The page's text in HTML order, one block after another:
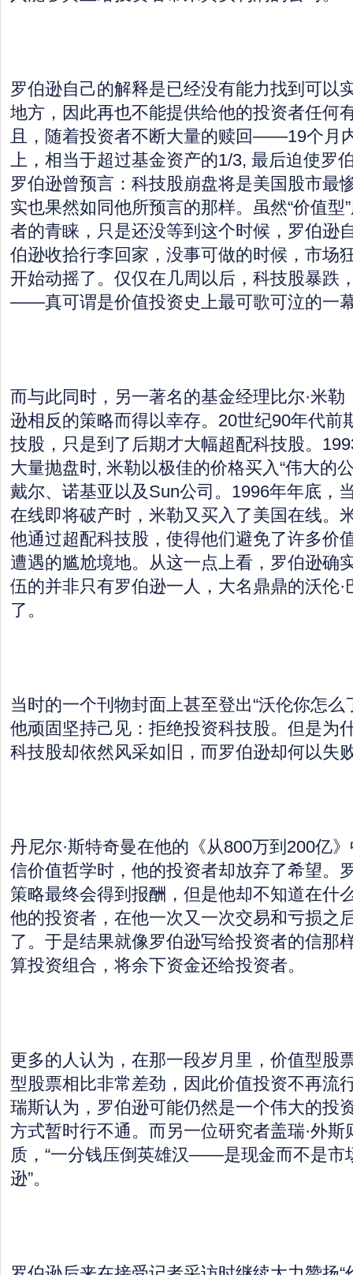
罗伯逊自己的解释是已经没有能力找到可以
地方，因此再也不能提供给他的投资者任何
且，随着投资者不断大量的赎回——19个月
上，相当于超过基金资产的1/3, 最后迫使罗
罗伯逊曾预言：科技股崩盘将是美国股市最
实也果然如同他所预言的那样。虽然“价值型
者的青睐，只是还没等到这个时候，罗伯逊
伯逊收拾行李回家，没事可做的时候，市场
开始动摇了。仅仅在几周以后，科技股暴跌
——真可谓是价值投资史上最可歌可泣的一
而与此同时，另一著名的基金经理比尔·米
逊相反的策略而得以幸存。20世纪90年代前
技股，只是到了后期才大幅超配科技股。
大量抛盘时, 米勒以极佳的价格买入“伟大的
戴尔、诺基亚以及Sun公司。1996年年底，
在线即将破产时，米勒又买入了美国在线。
他通过超配科技股，使得他们避免了许多价
遭遇的尴尬境地。从这一点上看，罗伯逊确
伍的并非只有罗伯逊一人，大名鼎鼎的沃伦·
了。
当时的一个刊物封面上甚至登出“沃伦你怎么
他顽固坚持己见：拒绝投资科技股。但是为
科技股却依然风采如旧，而罗伯逊却何以失
丹尼尔·斯特奇曼在他的《从800万到200亿
信价值哲学时，他的投资者却放弃了希望。
策略最终会得到报酬，但是他却不知道在什
他的投资者，在他一次又一次交易和亏损之
了。于是结果就像罗伯逊写给投资者的信那
算投资组合，将余下资金还给投资者。
更多的人认为，在那一段岁月里，价值型股
型股票相比非常差劲，因此价值投资不再流
瑞斯认为，罗伯逊可能仍然是一个伟大的投
方式暂时行不通。而另一位研究者盖瑞·外
质，“一分钱压倒英雄汉——是现金而不是市
逊”。